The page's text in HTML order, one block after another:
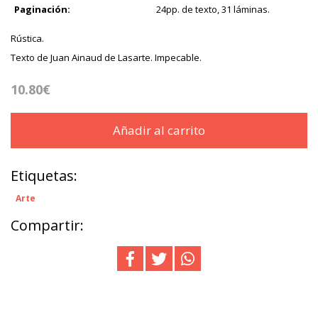
Paginación:
24pp. de texto, 31 láminas.
Rústica.
Texto de Juan Ainaud de Lasarte. Impecable.
10.80€
Añadir al carrito
Etiquetas:
Arte
Compartir: